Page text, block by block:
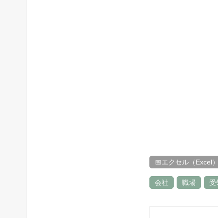
📅エクセル（Excel
会社 職場 受